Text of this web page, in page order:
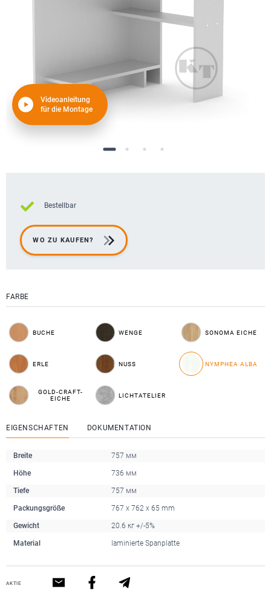
Videoanleitung
für die Montage
Bestellbar
WO ZU KAUFEN?
FARBE
BUCHE WENGE SONOMA EICHE
ERLE NUSS NYMPHEA ALBA
GOLD-CRAFT-
EICHE
LICHTATELIER
EIGENSCHAFTEN DOKUMENTATION
Breite 757 мм
Höhe 736 мм
Tiefe 757 мм
Packungsgröße 767 x 762 x 65 mm
Gewicht 20.6 кг +/-5%
Material laminierte Spanplatte
AKTIE